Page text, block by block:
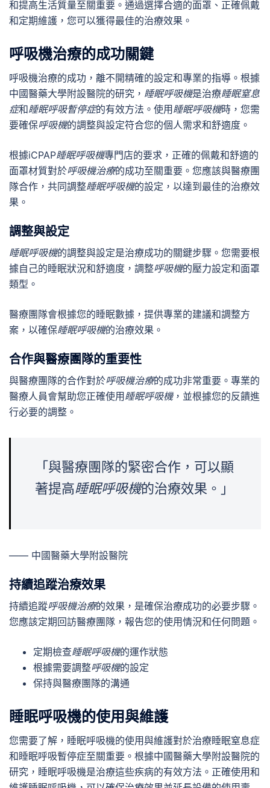
和提高生活質量至關重要。通過選擇合適的面罩、正確佩戴
和定期維護，您可以獲得最佳的治療效果。
呼吸機治療的成功關鍵
呼吸機治療的成功，離不開精確的設定和專業的指導。根據
中國醫藥大學附設醫院的研究， 睡眠呼吸機是治療睡眠窒息
症和睡眠呼吸暫停症的有效方法。使用睡眠呼吸機時，您需
要確保呼吸機的調整與設定符合您的個人需求和舒適度。
根據iCPAP睡眠呼吸機專門店的要求，正確的佩戴和舒適的
面罩材質對於呼吸機治療的成功至關重要。您應該與醫療團
隊合作，共同調整睡眠呼吸機的設定，以達到最佳的治療效
果。
調整與設定
睡眠呼吸機的調整與設定是治療成功的關鍵步驟。您需要根
據自己的睡眠狀況和舒適度，調整呼吸機的壓力設定和面罩
類型。
醫療團隊會根據您的睡眠數據，提供專業的建議和調整方
案，以確保睡眠呼吸機的治療效果。
合作與醫療團隊的重要性
與醫療團隊的合作對於呼吸機治療的成功非常重要。專業的
醫療人員會幫助您正確使用睡眠呼吸機，並根據您的反饋進
行必要的調整。
「與醫療團隊的緊密合作，可以顯
著提高睡眠呼吸機的治療效果。」
—— 中國醫藥大學附設醫院
持續追蹤治療效果
持續追蹤呼吸機治療的效果，是確保治療成功的必要步驟。
您應該定期回訪醫療團隊，報告您的使用情況和任何問題。
定期檢查睡眠呼吸機的運作狀態
根據需要調整呼吸機的設定
保持與醫療團隊的溝通
睡眠呼吸機的使用與維護
您需要了解，睡眠呼吸機的使用與維護對於治療睡眠窒息症
和睡眠呼吸暫停症至關重要。根據中國醫藥大學附設醫院的
研究，睡眠呼吸機是治療這些疾病的有效方法。正確使用和